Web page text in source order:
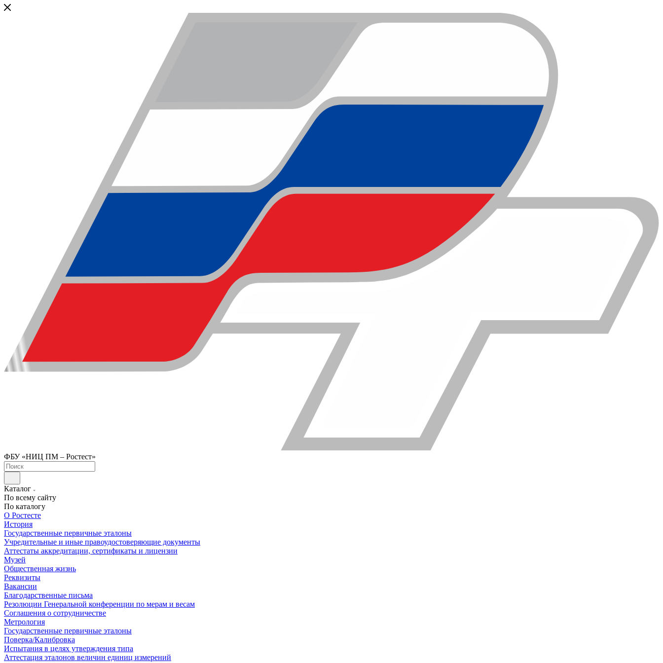
ФБУ «НИЦ ПМ – Ростест»
Каталог
По всему сайту
По каталогу
О Ростесте
История
Государственные первичные эталоны
Учредительные и иные правоудостоверяющие документы
Аттестаты аккредитации, сертификаты и лицензии
Музей
Общественная жизнь
Реквизиты
Вакансии
Благодарственные письма
Резолюции Генеральной конференции по мерам и весам
Соглашения о сотрудничестве
Метрология
Государственные первичные эталоны
Поверка/Калибровка
Испытания в целях утверждения типа
Аттестация эталонов величин единиц измерений